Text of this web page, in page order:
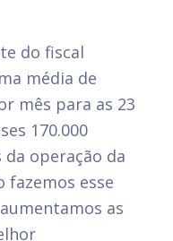
do fiscal
média de
mês para as 23
170.000
operação da
fazemos esse
as